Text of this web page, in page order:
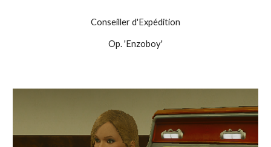
Conseiller d'Expédition
Op. 'Enzoboy'